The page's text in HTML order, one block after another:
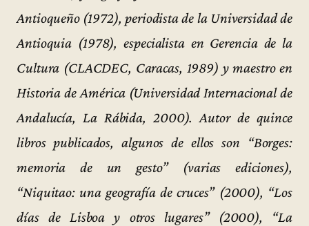
Antioqueño (1972), periodista de la Universidad de
Antioquia (1978), especialista en Gerencia de la
Cultura (CLACDEC, Caracas, 1989) y maestro en
Historia de América (Universidad Internacional de
Andalucía, La Rábida, 2000). Autor de quince
libros publicados, algunos de ellos son “Borges:
memoria de un gesto” (varias ediciones),
“Niquitao: una geografía de cruces” (2000), “Los
días de Lisboa y otros lugares” (2000), “La